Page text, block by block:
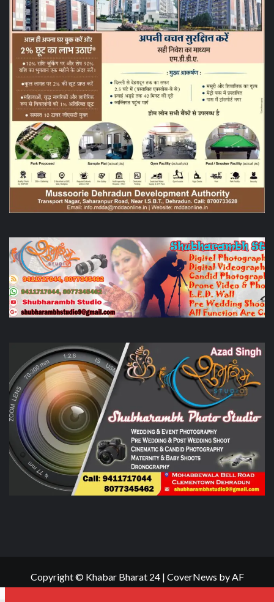
Copyright © Khabar Bharat 24 | CoverNews by AF